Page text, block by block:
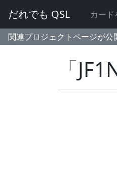
だれでも QSL カード
関連プロジェクトページが
「